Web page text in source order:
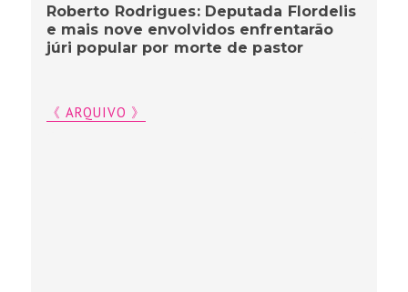
Roberto Rodrigues: Deputada Flordelis
e mais nove envolvidos enfrentarão
júri popular por morte de pastor
《 ARQUIVO 》